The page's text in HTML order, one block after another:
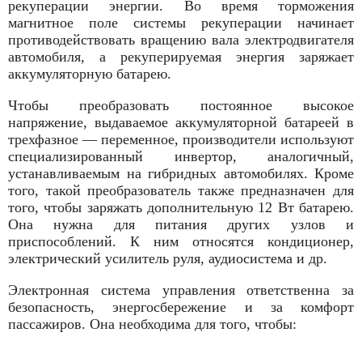
рекуперации энергии. Во время торможения
магнитное поле системы рекуперации начинает
противодействовать вращению вала электродвигателя
автомобиля, а рекуперируемая энергия заряжает
аккумуляторную батарею.
Чтобы преобразовать постоянное высокое
напряжение, выдаваемое аккумуляторной батареей в
трехфазное — переменное, производители используют
специализированный инвертор, аналогичный,
устанавливаемым на гибридных автомобилях. Кроме
того, такой преобразователь также предназначен для
того, чтобы заряжать дополнительную 12 Вт батарею.
Она нужна для питания других узлов и
приспособлений. К ним относятся кондиционер,
электрический усилитель руля, аудиосистема и др.
Электронная система управления ответственна за
безопасность, энергосбережение и за комфорт
пассажиров. Она необходима для того, чтобы: